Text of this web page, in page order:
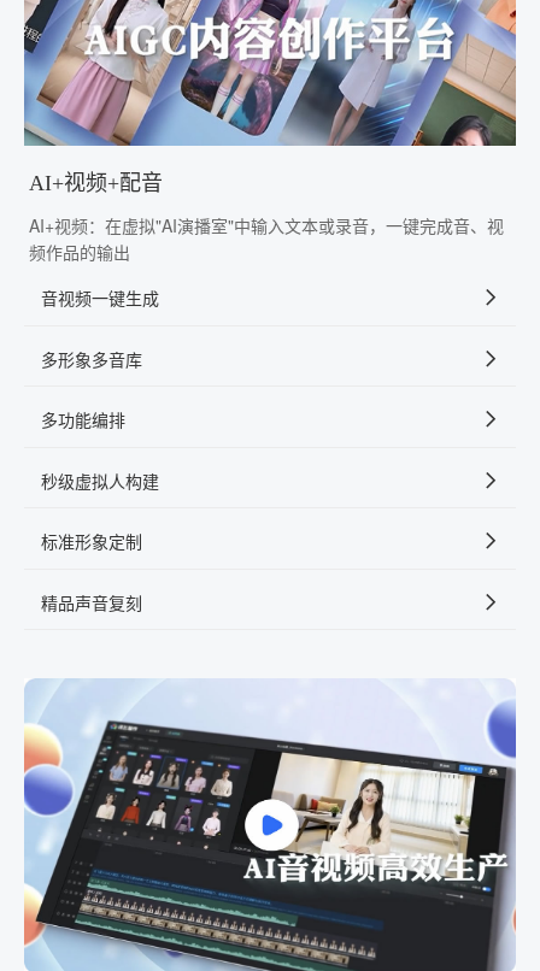
AI+视频+配音
AI+视频：在虚拟"AI演播室"中输入文本或录音，一键完成音、视
频作品的输出
音视频一键生成
多形象多音库
多功能编排
秒级虚拟人构建
标准形象定制
精品声音复刻